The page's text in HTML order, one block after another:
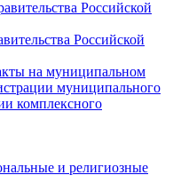
Российской
Российской
на муниципальном
муниципального
комплексного
и религиозные